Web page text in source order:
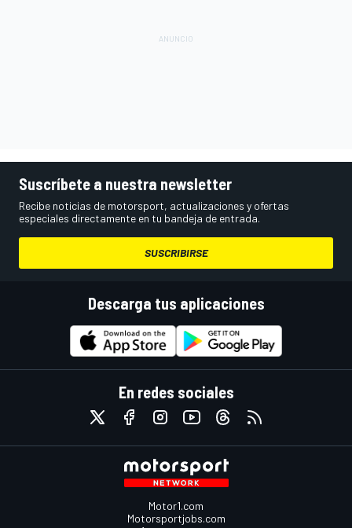
Suscríbete a nuestra newsletter
Recibe noticias de motorsport, actualizaciones y ofertas
especiales directamente en tu bandeja de entrada.
SUSCRIBIRSE
Descarga tus aplicaciones
En redes sociales
Motor1.com
Motorsportjobs.com